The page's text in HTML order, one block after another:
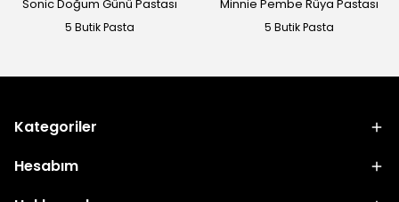
Sonic Doğum Günü Pastası
5 Butik Pasta
Minnie Pembe Rüya Pastası
5 Butik Pasta
Kategoriler
Hesabım